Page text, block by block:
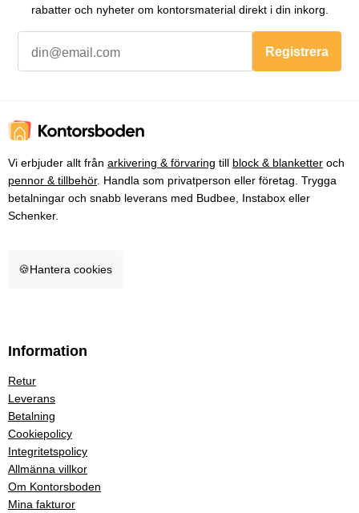
rabatter och nyheter om kontorsmaterial direkt i din inkorg.
Registrera
Vi erbjuder allt från arkivering & förvaring till block & blanketter och
pennor & tillbehör. Handla som privatperson eller företag. Trygga
betalningar och snabb leverans med Budbee, Instabox eller
Schenker.
🍪Hantera cookies
Information
Retur
Leverans
Betalning
Cookiepolicy
Integritetspolicy
Allmänna villkor
Om Kontorsboden
Mina fakturor